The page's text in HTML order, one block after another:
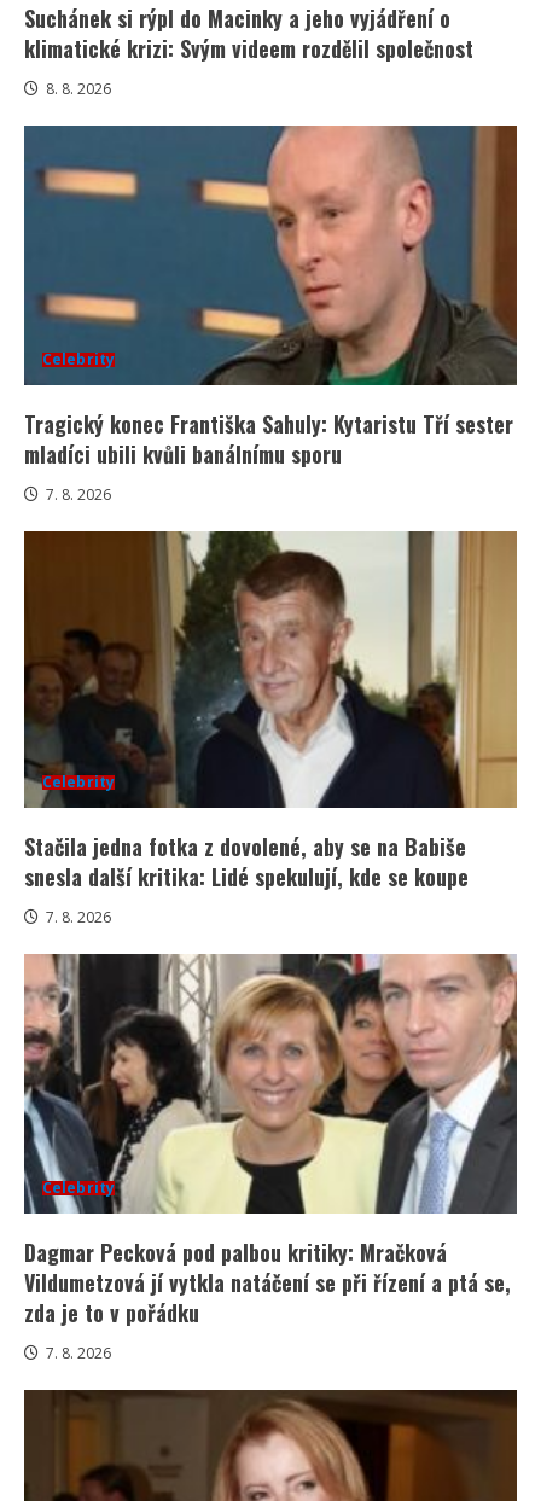
Suchánek si rýpl do Macinky a jeho vyjádření o
klimatické krizi: Svým videem rozdělil společnost
8. 8. 2026
Celebrity
Tragický konec Františka Sahuly: Kytaristu Tří sester
mladíci ubili kvůli banálnímu sporu
7. 8. 2026
Celebrity
Stačila jedna fotka z dovolené, aby se na Babiše
snesla další kritika: Lidé spekulují, kde se koupe
7. 8. 2026
Celebrity
Dagmar Pecková pod palbou kritiky: Mračková
Vildumetzová jí vytkla natáčení se při řízení a ptá se,
zda je to v pořádku
7. 8. 2026